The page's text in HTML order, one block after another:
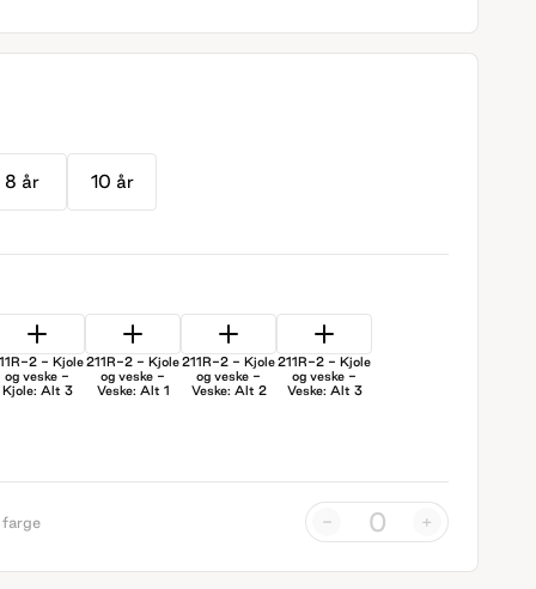
8 år 10 år
2 - Kjole
og veske -
Kjole: Alt 3
211R-2 - Kjole
og veske -
Veske: Alt 1
211R-2 - Kjole
og veske -
Veske: Alt 2
211R-2 - Kjole
og veske -
Veske: Alt 3
- +